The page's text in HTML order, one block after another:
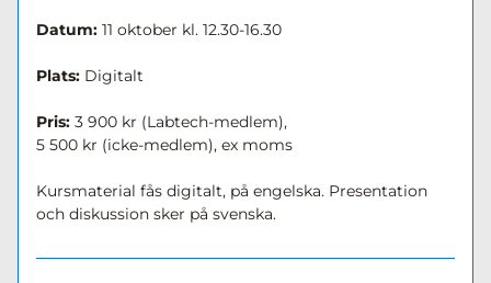
Datum: 11 oktober kl. 12.30-16.30
Plats: Digitalt
Pris: 3 900 kr (Labtech-medlem),
5 500 kr (icke-medlem), ex moms
Kursmaterial fås digitalt, på engelska. Presentation
och diskussion sker på svenska.